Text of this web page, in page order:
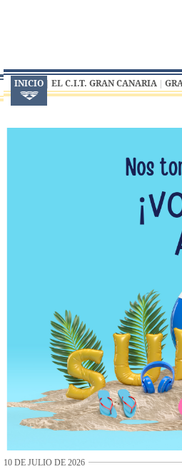
INICIO EL C.I.T. GRAN CANARIA
10 DE JULIO DE 2026